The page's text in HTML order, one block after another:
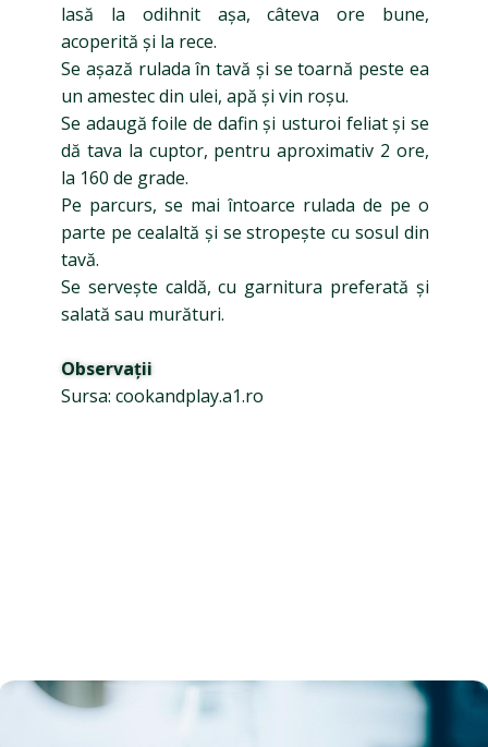
lasă la odihnit așa, câteva ore bune,
acoperită și la rece.
Se așază rulada în tavă și se toarnă peste ea
un amestec din ulei, apă și vin roșu.
Se adaugă foile de dafin și usturoi feliat și se
dă tava la cuptor, pentru aproximativ 2 ore,
la 160 de grade.
Pe parcurs, se mai întoarce rulada de pe o
parte pe cealaltă și se stropește cu sosul din
tavă.
Se servește caldă, cu garnitura preferată și
salată sau murături.
Observații
Sursa: cookandplay.a1.ro